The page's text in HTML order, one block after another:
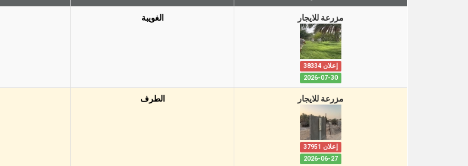
مزرعة للايجار
إعلان 38334
2026-07-30
الغويبة
مزرعة للايجار
إعلان 37951
2026-06-27
الطرف